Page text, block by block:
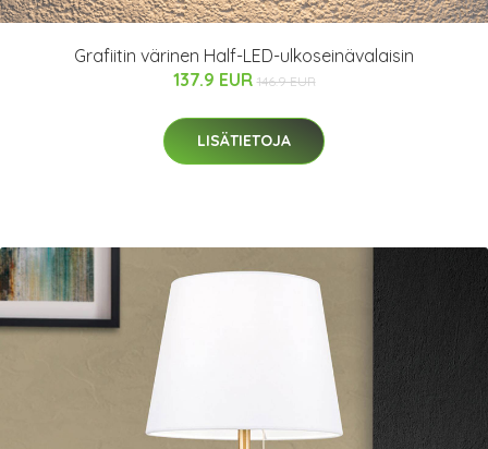
Grafiitin värinen Half-LED-ulkoseinävalaisin
137.9 EUR 146.9 EUR
LISÄTIETOJA